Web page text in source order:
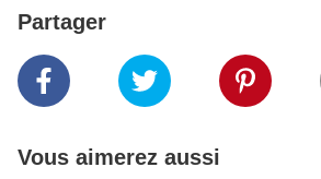
Partager
Vous aimerez aussi